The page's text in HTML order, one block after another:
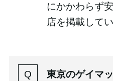
にかかわらず
店を掲載してい
東京のゲイマ